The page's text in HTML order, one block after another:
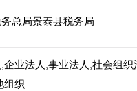
总局景泰县税务局
企业法人,事业法人,社会组
组织